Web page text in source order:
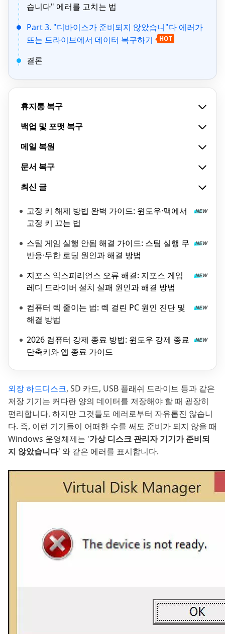
습니다" 에러를 고치는 법
Part 3. "디바이스가 준비되지 않았습니"다 에러가
뜨는 드라이브에서 데이터 복구하기
HOT
결론
휴지통 복구
백업 및 포맷 복구
메일 복원
문서 복구
최신 글
고정 키 해제 방법 완벽 가이드: 윈도우·맥에서
고정 키 끄는 법
스팀 게임 실행 안됨 해결 가이드: 스팀 실행 무
반응·무한 로딩 원인과 해결 방법
지포스 익스피리언스 오류 해결: 지포스 게임
레디 드라이버 설치 실패 원인과 해결 방법
컴퓨터 렉 줄이는 법: 렉 걸린 PC 원인 진단 및
해결 방법
2026 컴퓨터 강제 종료 방법: 윈도우 강제 종료
단축키와 앱 종료 가이드
외장 하드디스크, SD 카드, USB 플래쉬 드라이브 등과 같은
저장 기기는 커다란 양의 데이터를 저장해야 할 때 굉장히
편리합니다. 하지만 그것들도 에러로부터 자유롭진 않습니
다. 즉, 이런 기기들이 어떠한 수를 써도 준비가 되지 않을 때
Windows 운영체제는 '가상 디스크 관리자 기기가 준비되
지 않았습니다' 와 같은 에러를 표시합니다.